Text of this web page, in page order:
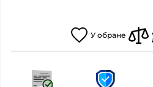
У обране